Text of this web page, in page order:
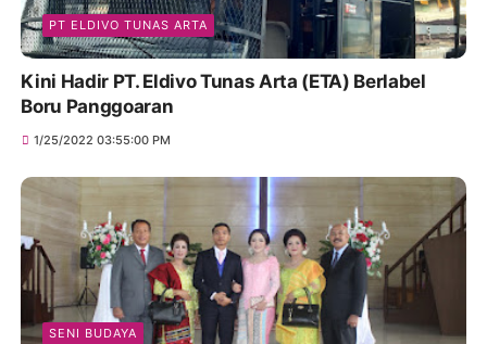
PT ELDIVO TUNAS ARTA
Kini Hadir PT. Eldivo Tunas Arta (ETA) Berlabel
Boru Panggoaran
1/25/2022 03:55:00 PM
SENI BUDAYA